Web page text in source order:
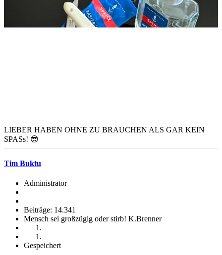
LIEBER HABEN OHNE ZU BRAUCHEN ALS GAR KEIN
SPASs! 😎
Tim Buktu
Administrator
Beiträge: 14.341
Mensch sei großzügig oder stirb! K.Brenner
Gespeichert